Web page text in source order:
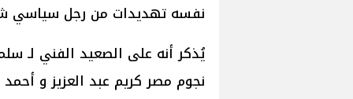
نفسه تهديدات من رجل سياسي
نجوم مصر كريم عبد العزيز و أحمد